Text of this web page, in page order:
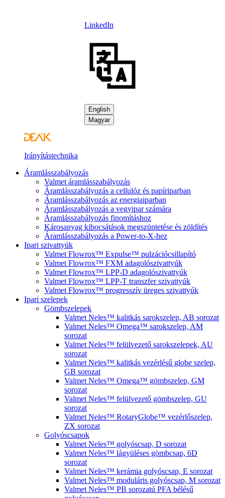
LinkedIn
English
Magyar
Irányítástechnika
Áramlásszabályozás
Valmet áramlásszabályozás
Áramlásszabályozás a cellulóz és papíriparban
Áramlásszabályozás az energiaiparban
Áramlásszabályozás a vegyipar számára
Áramlásszabályozás finomításhoz
Károsanyag kibocsátások megszüntetése és zöldítés
Áramlásszabályozás a Power-to-X-hez
Ipari szivattyúk
Valmet Flowrox™ Expulse™ pulzációcsillapító
Valmet Flowrox™ FXM adagolószivattyúk
Valmet Flowrox™ LPP-D adagolószivattyúk
Valmet Flowrox™ LPP-T transzfer szivattyúk
Valmet Flowrox™ progresszív üreges szivattyúk
Ipari szelepek
Gömbszelepek
Valmet Neles™ kalitkás sarokszelep, AB sorozat
Valmet Neles™ Omega™ sarokszelep, AM
sorozat
Valmet Neles™ felülvezető sarokszelepek, AU
sorozat
Valmet Neles™ kalitkás vezérlésű globe szelep,
GB sorozat
Valmet Neles™ Omega™ gömbszelep, GM
sorozat
Valmet Neles™ felülvezető gömbszelep, GU
sorozat
Valmet Neles™ RotaryGlobe™ vezérlőszelep,
ZX sorozat
Golyóscsapok
Valmet Neles™ golyóscsap, D sorozat
Valmet Neles™ lágyüléses gömbcsap, 6D
sorozat
Valmet Neles™ kerámia golyóscsap, E sorozat
Valmet Neles™ moduláris golyóscsap, M sorozat
Valmet Neles™ PB sorozatú PFA bélésű